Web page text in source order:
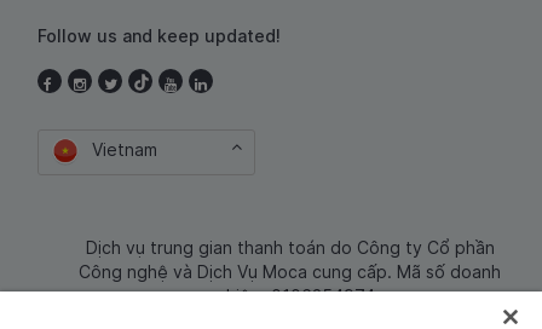
Follow us and keep updated!
Vietnam
Dịch vụ trung gian thanh toán do Công ty Cổ phần
Công nghệ và Dịch Vụ Moca cung cấp. Mã số doanh
nghiệp: 0106254974